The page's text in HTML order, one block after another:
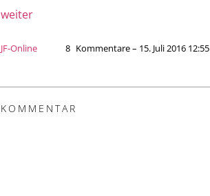
weiter
JF-Online 8 Kommentare – 15. Juli 2016 12:55
KOMMENTAR